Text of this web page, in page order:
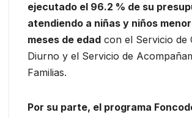
ejecutado el 96.2 % de su
atendiendo a niñas y niños
meses de edad con el Servicio de
Diurno y el Servicio de
Familias.
Por su parte, el programa